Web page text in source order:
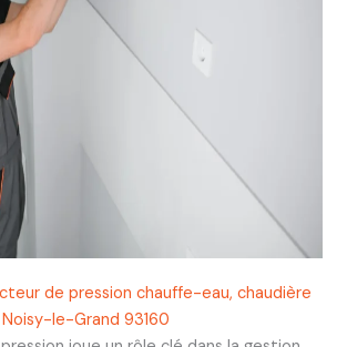
de pression chauffe-eau, chaudière
le-Grand 93160